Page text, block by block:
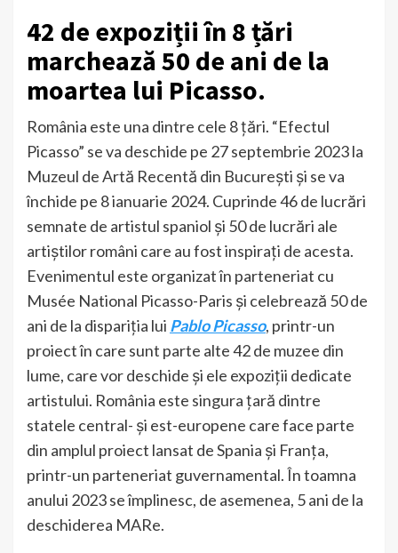
42 de expoziții în 8 țări
marchează 50 de ani de la
moartea lui Picasso.
România este una dintre cele 8 țări. “Efectul
Picasso” se va deschide pe 27 septembrie 2023 la
Muzeul de Artă Recentă din București și se va
închide pe 8 ianuarie 2024. Cuprinde 46 de lucrări
semnate de artistul spaniol și 50 de lucrări ale
artiștilor români care au fost inspirați de acesta.
Evenimentul este organizat în parteneriat cu
Musée National Picasso-Paris și celebrează 50 de
ani de la dispariția lui Pablo Picasso, printr-un
proiect în care sunt parte alte 42 de muzee din
lume, care vor deschide și ele expoziții dedicate
artistului. România este singura țară dintre
statele central- și est-europene care face parte
din amplul proiect lansat de Spania și Franța,
printr-un parteneriat guvernamental. În toamna
anului 2023 se împlinesc, de asemenea, 5 ani de la
deschiderea MARe.